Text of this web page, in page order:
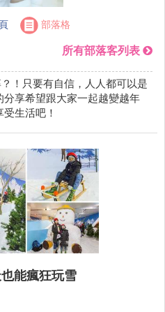
部落格
所有部落客列表
！只要有自信，人人都可以是
享希望跟大家一起越變越年
生活吧！
能瘋狂玩雪